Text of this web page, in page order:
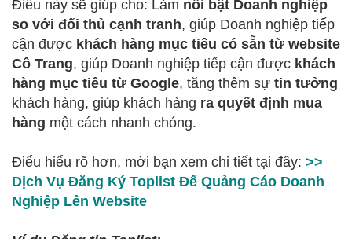
Điều này sẽ giúp cho: Làm nổi bật Doanh nghiệp
so với đối thủ cạnh tranh, giúp Doanh nghiệp tiếp
cận được khách hàng mục tiêu có sẵn từ website
Cô Trang, giúp Doanh nghiệp tiếp cận được khách
hàng mục tiêu từ Google, tăng thêm sự tin tưởng
khách hàng, giúp khách hàng ra quyết định mua
hàng một cách nhanh chóng.
Điểu hiểu rõ hơn, mời bạn xem chi tiết tại đây: >>
Dịch Vụ Đăng Ký Toplist Để Quảng Cáo Doanh
Nghiệp Lên Website